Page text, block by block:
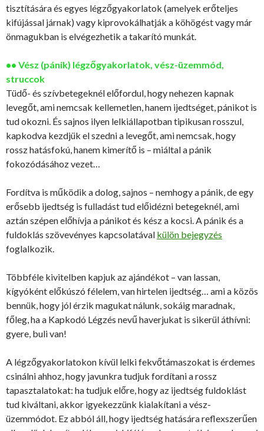
tisztítására és egyes légzőgyakorlatok (amelyek erőteljes
kifújással járnak) vagy kiprovokálhatják a köhögést vagy már
önmagukban is elvégezhetik a takarító munkát.
•• Vész (pánik) légzőgyakorlatok, vész-üzemmód,
struccok
Tüdő- és szívbetegeknél előfordul, hogy nehezen kapnak
levegőt, ami nemcsak kellemetlen, hanem ijedtséget, pánikot is
tud okozni. És sajnos ilyen lelkiállapotban tipikusan rosszul,
kapkodva kezdjük el szedni a levegőt, ami nemcsak, hogy
rossz hatásfokú, hanem kimerítő is – miáltal a pánik
fokozódásához vezet…
Fordítva is működik a dolog, sajnos – nemhogy a pánik, de egy
erősebb ijedtség is fulladást tud előidézni betegeknél, ami
aztán szépen előhívja a pánikot és kész a kocsi. A pánik és a
fuldoklás szövevényes kapcsolatával külön bejegyzés
foglalkozik.
Többféle kivitelben kapjuk az ajándékot – van lassan,
kígyóként előkúszó félelem, van hirtelen ijedtség… ami a közös
bennük, hogy jól érzik magukat nálunk, sokáig maradnak,
főleg, ha a Kapkodó Légzés nevű haverjukat is sikerül áthívni:
gyere, buli van!
A légzőgyakorlatokon kívül lelki fekvőtámaszokat is érdemes
csinálni ahhoz, hogy javunkra tudjuk fordítani a rossz
tapasztalatokat: ha tudjuk előre, hogy az ijedtség fuldoklást
tud kiváltani, akkor igyekezzünk kialakítani a vész-
üzemmódot. Ez abból áll, hogy ijedtség hatására reflexszerűen